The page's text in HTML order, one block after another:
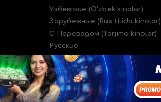
Узбекские (O'zbek kinolar)
Зарубежные (Rus tilida kinolar)
C Переводом (Tarjima kinolar)
Русские
Трейлеры (Treylerlar)